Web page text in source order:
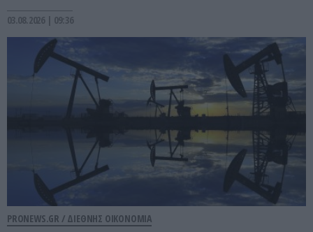
03.08.2026 | 09:36
PRONEWS.GR / ΔΙΕΘΝΗΣ ΟΙΚΟΝΟΜΙΑ